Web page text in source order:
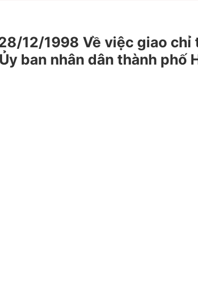
12/1998 Về việc giao chỉ
ban nhân dân thành phố